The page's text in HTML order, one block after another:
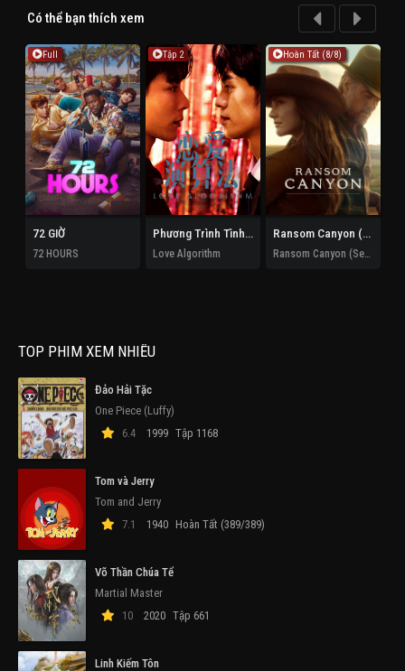
Có thể bạn thích xem
Full
72 GIỜ
72 HOURS
Tập 2
Phương Trình Tình Yêu
Love Algorithm
Hoàn Tất (8/8)
Ransom Canyon (Phần 2)
TOP PHIM XEM NHIỀU
Đảo Hải Tặc
One Piece (Luffy)
6.4
1999 Tập 1168
Tom và Jerry
Tom and Jerry
7.1
1940 Hoàn Tất (389/389)
Võ Thần Chúa Tể
Martial Master
10
2020 Tập 661
Linh Kiếm Tôn